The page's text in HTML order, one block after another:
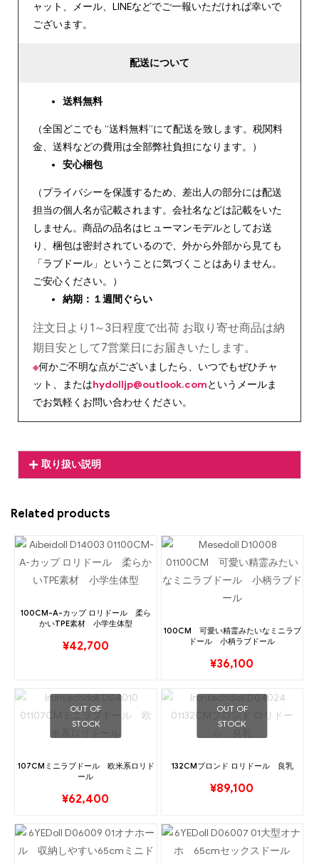
ャット、メール、LINEなどでご一報いただければ幸いで
ございます。
配送について
送料無料
（全国どこでも “送料無料”にて配送を致します。税関料
金、送料などの費用は全部弊社負担になります。）
安心梱包
（プライバシーを保護するため、差出人の部分には配送
担当の個人名が記載されます。会社名などは記載をいた
しません。商品の品名はヒューマンモデルとしてお送
り、梱包は密封されているので、外から外部から見ても
「ラブドール」ということに気づくことはありません。
ご安心ください。）
納期：１週間ぐらい
注文日より1～3日程度で出荷 お取り寄せ商品は納
期目安として7営業日にお届きいたします。
※何かご不明な点がございましたら、いつでもぜひチャ
ット、またはhydolljp@outlook.comというメールま
でお気軽くお問い合わせください。
取り扱い説明
Related products
100CM-A-カップ ロリドール 柔ら
かいTPE素材 小学生体型
¥42,700
100CM 可愛い精霊みたいなミニラブ
ドール 小柄ラブドール
¥36,100
OUT OF
STOCK
107CMミニラブドール 欧米系ロリド
ール
¥62,400
OUT OF
STOCK
132CMブロンド ロリドール 良乳
¥89,100